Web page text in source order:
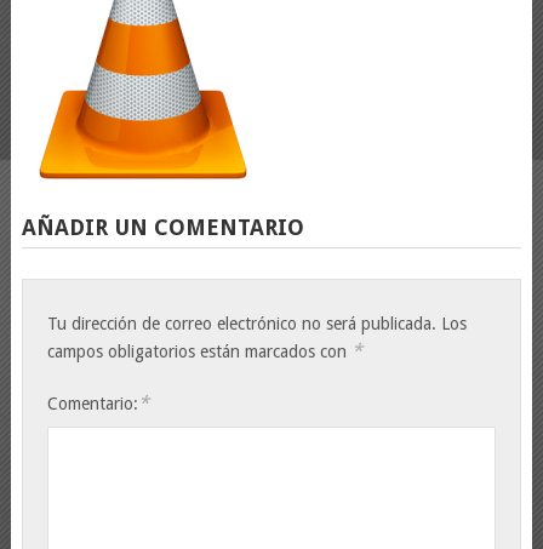
AÑADIR UN COMENTARIO
Tu dirección de correo electrónico no será publicada. Los
campos obligatorios están marcados con *
Comentario: *